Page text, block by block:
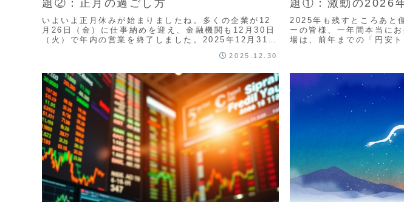
題②：正月の過ごし方
いよいよ正月休みが始まりましたね。多くの企業が12
月26日（金）に仕事納めを迎え、金融機関も12月30日
（火）で年内の営業を終了しました。2025年12月31日
2025.12.30
題①：激動の2026
2025年も残すところあと
ーの皆様、一年間本当に
場は、前年までの「円安